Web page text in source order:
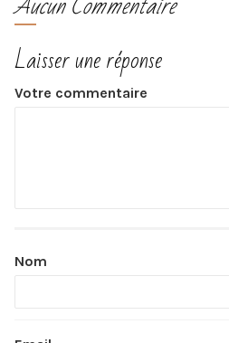
Laisser une réponse
Votre commentaire
Nom